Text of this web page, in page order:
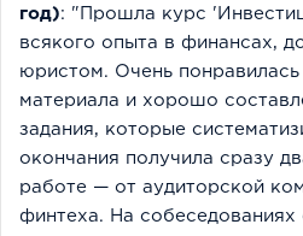
год): "Прошла курс
всякого опыта в финансах,
юристом. Очень понравилась
материала и хорошо
задания, которые
окончания получила сразу
работе — от аудиторской
финтеха. На собеседованиях